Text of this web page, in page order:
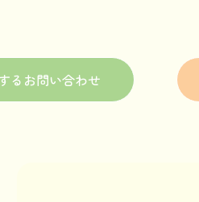
るお問い合わせ